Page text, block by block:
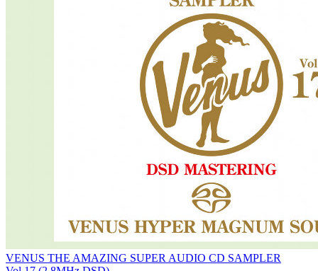
VENUS THE AMAZING SUPER AUDIO CD SAMPLER